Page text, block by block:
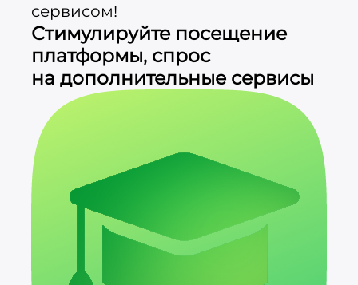
сервисом!
Стимулируйте посещение
платформы, спрос
на дополнительные сервисы